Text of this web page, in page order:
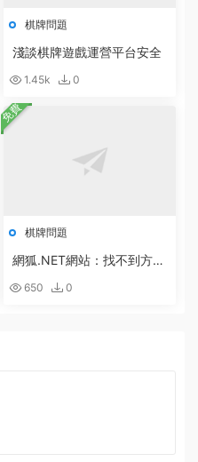
棋牌問題
淺談棋牌遊戲運營平台安全
1.45k 0
棋牌問題
網狐.NET網站：找不到方
me.Serialization.DataContr
650 0
免費